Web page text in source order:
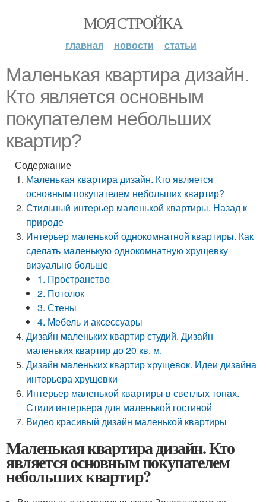
МОЯ СТРОЙКА
главная новости статьи
Маленькая квартира дизайн.
Кто является основным
покупателем небольших
квартир?
Содержание
Маленькая квартира дизайн. Кто является
основным покупателем небольших квартир?
Стильный интерьер маленькой квартиры. Назад к
природе
Интерьер маленькой однокомнатной квартиры. Как
сделать маленькую однокомнатную хрущевку
визуально больше
1. Пространство
2. Потолок
3. Стены
4. Мебель и аксессуары
Дизайн маленьких квартир студий. Дизайн
маленьких квартир до 20 кв. м.
Дизайн маленьких квартир хрущевок. Идеи дизайна
интерьера хрущевки
Интерьер маленькой квартиры в светлых тонах.
Стили интерьера для маленькой гостиной
Видео красивый дизайн маленькой квартиры
Маленькая квартира дизайн. Кто
является основным покупателем
небольших квартир?